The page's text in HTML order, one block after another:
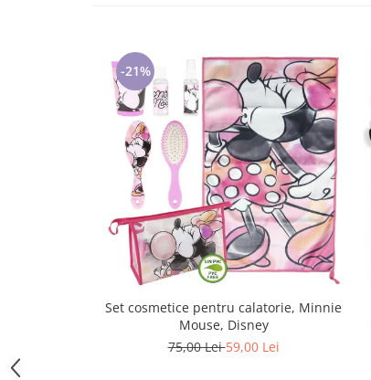
Pijamale de CRACIUN
Halate si pijamale Family
Cadouri ocazii speciale
-21%
Set cosmetice pentru calatorie, Minnie
Mouse, Disney
75,00 Lei59,00 Lei